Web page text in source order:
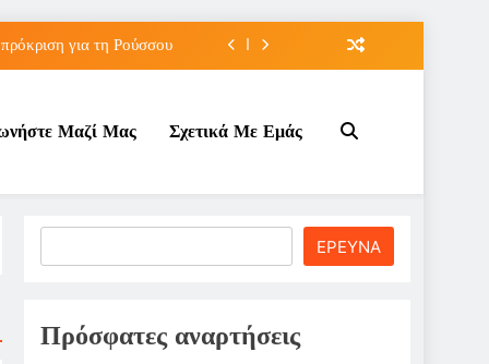
για τη Ρούσσου
σχέση με τον Ινφαντίνο
για τη Ρούσσου
Γκοφ στον τρίτο γύρο
Μαζί Μας Σχετικά Με Εμάς
ΕΡΕΥΝΑ
Πρόσφατες αναρτήσεις